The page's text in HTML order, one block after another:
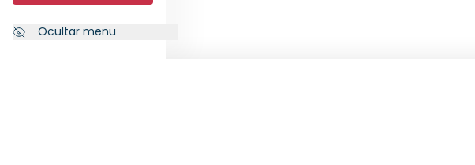
Ocultar menu